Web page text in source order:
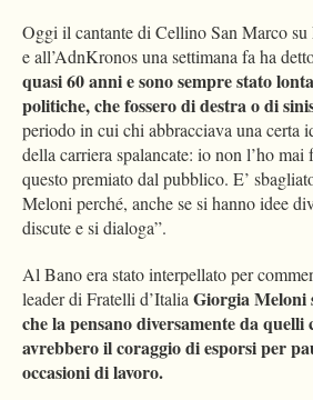
Oggi il cantante di Cellino San Marco su
e all’AdnKronos una settimana fa ha
quasi 60 anni e sono sempre stato
politiche, che fossero di destra o di
periodo in cui chi abbracciava una certa
della carriera spalancate: io non l’ho mai
questo premiato dal pubblico. E’
Meloni perché, anche se si hanno idee
discute e si dialoga”.
Al Banoera stato interpellato per
leader di Fratelli d’ItaliaGiorgia Meloni
che la pensano diversamente da
avrebbero il coraggio di esporsi per
occasioni di lavoro.